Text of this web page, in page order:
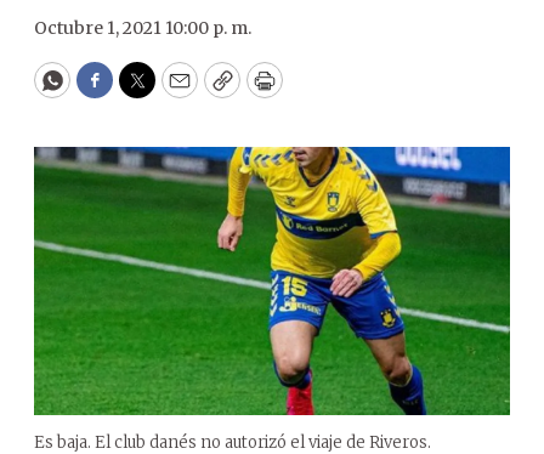
Octubre 1, 2021 10:00 p. m.
WhatsApp
Facebook
Twitter
EmailCopyPrint
Es baja. El club danés no autorizó el viaje de Riveros.